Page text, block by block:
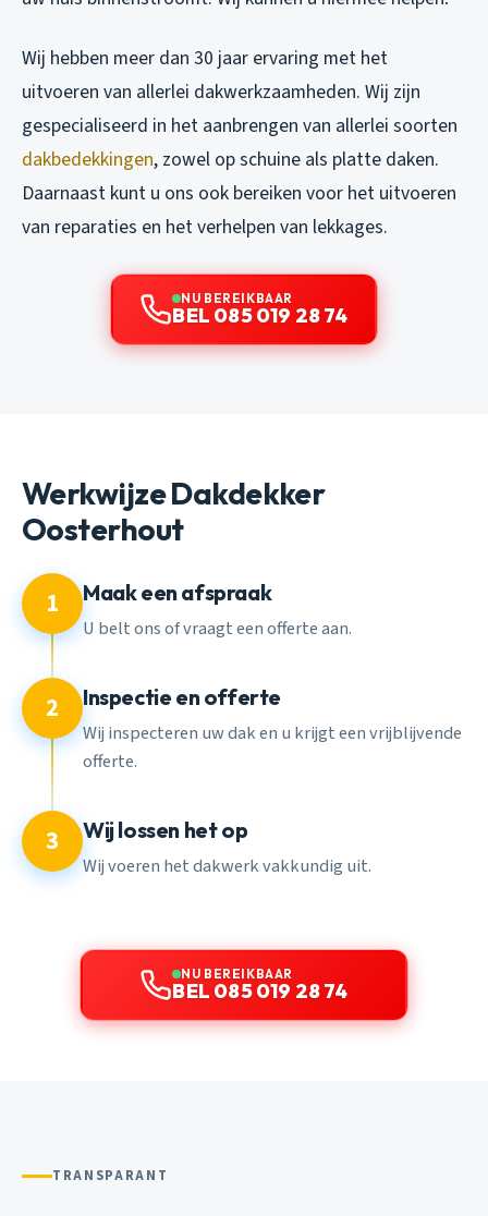
Wij hebben meer dan 30 jaar ervaring met het
uitvoeren van allerlei dakwerkzaamheden. Wij zijn
gespecialiseerd in het aanbrengen van allerlei soorten
dakbedekkingen, zowel op schuine als platte daken.
Daarnaast kunt u ons ook bereiken voor het uitvoeren
van reparaties en het verhelpen van lekkages.
NU BEREIKBAAR
BEL 085 019 28 74
Werkwijze Dakdekker
Oosterhout
1 Maak een afspraak
U belt ons of vraagt een offerte aan.
2 Inspectie en offerte
Wij inspecteren uw dak en u krijgt een vrijblijvende
offerte.
3 Wij lossen het op
Wij voeren het dakwerk vakkundig uit.
NU BEREIKBAAR
BEL 085 019 28 74
TRANSPARANT